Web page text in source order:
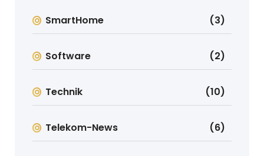
SmartHome (3)
Software (2)
Technik (10)
Telekom-News (6)